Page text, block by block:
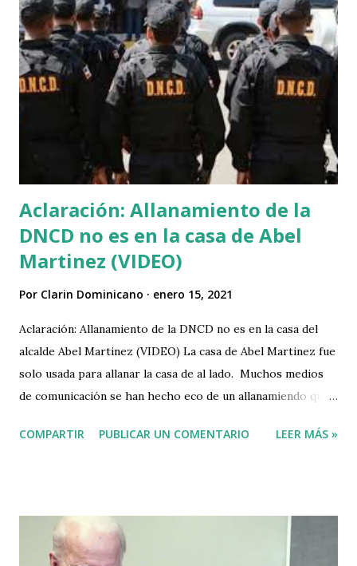
los incidentes entre miembros policiales y civiles no
corresponden a su gestión. Indicó que las imágenes fueron
analizadas y debidamente investigadas, a fin de buscar una
solución urgente a la situación. Precisó que de continuar
dicha práctica procederán legalmente por ante los
tribunales contra los sectores que buscan afectar
negativamente la imagen de la Policía. “Queremos dejar
claro a la población para que no se deje confu...
Aclaración: Allanamiento de la
DNCD no es en la casa de Abel
Martinez (VIDEO)
Por Clarin Dominicano enero 15, 2021
Aclaración: Allanamiento de la DNCD no es en la casa del
alcalde Abel Martinez (VIDEO) La casa de Abel Martinez fue
solo usada para allanar la casa de al lado. Muchos medios
de comunicación se han hecho eco de un allanamiendo que
alcalde Abel Martinez, pero irresponsablemente han
cosas con veracidad sin malicias y sin confusiones. Aclaran
casa de Abel Martínez fue usada para allanar vivienda de al
COMPARTIR PUBLICAR UN COMENTARIO LEER MÁS »